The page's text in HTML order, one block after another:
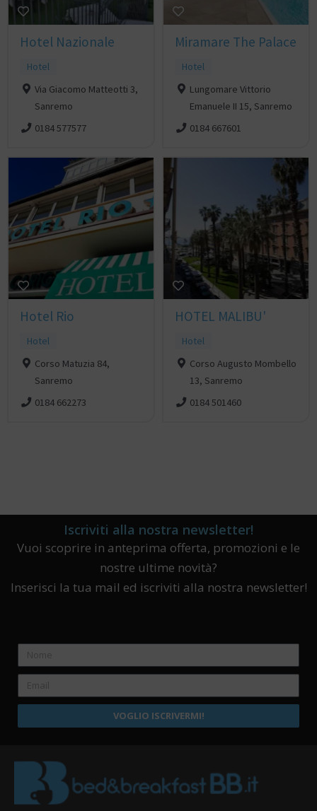
Hotel Nazionale
Hotel
Via Giacomo Matteotti 3,
Sanremo
0184 577577
Miramare The Palace
Hotel
Lungomare Vittorio
Emanuele II 15, Sanremo
0184 667601
Hotel Rio
Hotel
Corso Matuzia 84,
Sanremo
0184 662273
HOTEL MALIBU'
Hotel
Corso Augusto Mombello
13, Sanremo
0184 501460
Iscriviti alla nostra newsletter!
Vuoi scoprire in anteprima offerta, promozioni e le
nostre ultime novità?
Inserisci la tua mail ed iscriviti alla nostra newsletter!
VOGLIO ISCRIVERMI!